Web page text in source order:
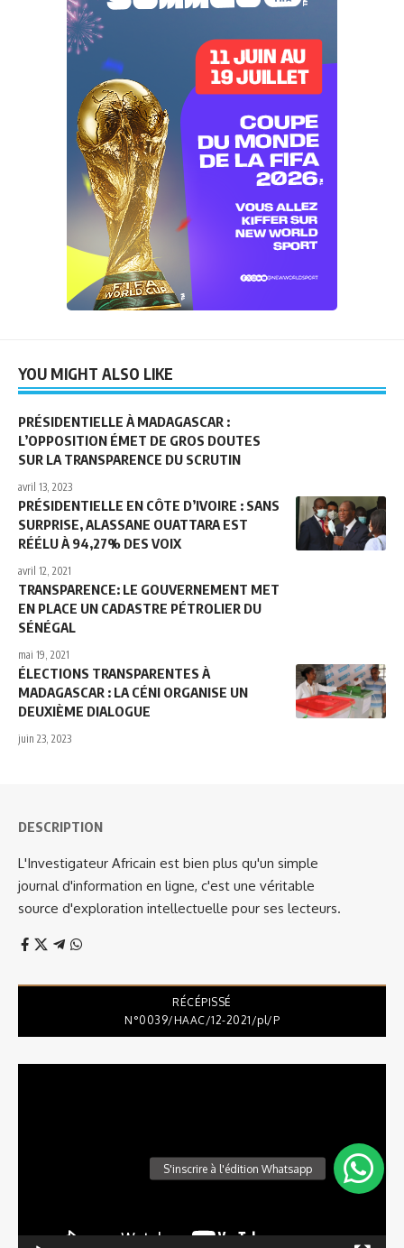
YOU MIGHT ALSO LIKE
PRÉSIDENTIELLE À MADAGASCAR :
L’OPPOSITION ÉMET DE GROS DOUTES
SUR LA TRANSPARENCE DU SCRUTIN
avril 13, 2023
PRÉSIDENTIELLE EN CÔTE D’IVOIRE : SANS
SURPRISE, ALASSANE OUATTARA EST
RÉÉLU À 94,27% DES VOIX
avril 12, 2021
TRANSPARENCE: LE GOUVERNEMENT MET
EN PLACE UN CADASTRE PÉTROLIER DU
SÉNÉGAL
mai 19, 2021
ÉLECTIONS TRANSPARENTES À
MADAGASCAR : LA CÉNI ORGANISE UN
DEUXIÈME DIALOGUE
juin 23, 2023
DESCRIPTION
L'Investigateur Africain est bien plus qu'un simple
journal d'information en ligne, c'est une véritable
source d'exploration intellectuelle pour ses lecteurs.
RÉCÉPISSÉ
N°0039/HAAC/12-2021/pl/P